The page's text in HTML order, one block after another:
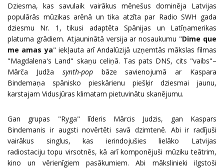
Dziesma, kas savulaik vairākus mēnešus dominēja Latvijas
populārās mūzikas arēnā un tika atzīta par Radio SWH gada
dziesmu Nr. 1, tikusi adaptēta Spānijas un Latīņamerikas
platuma grādiem. Atjauninātā versija ar nosaukumu "Dime que
me amas ya" iekļauta arī Andalūzijā uzņemtās mākslas filmas
"Magdalena's Land" skaņu celiņā. Tas pats DNS, cits "vaibs"–
Mārča Judža synth-popbāze savienojumā ar Kaspara
Bindemaņa spānisko pieskārienu piešķir dziesmai jaunu,
karstajam Vidusjūras klimatam pietuvinātu skanējumu.
Gan grupas "Ryga" līderis Mārcis Judzis, gan Kaspars
Bindemanis ir augsti novērtēti savā dzimtenē. Abi ir radījuši
vairākus singlus, kas ierindojušies lielāko Latvijas
radiostaciju topu virsotnēs, kā arī komponējuši mūziku teātrim,
kino un vērienīgiem pasākumiem. Abi mākslinieki ilgstoši